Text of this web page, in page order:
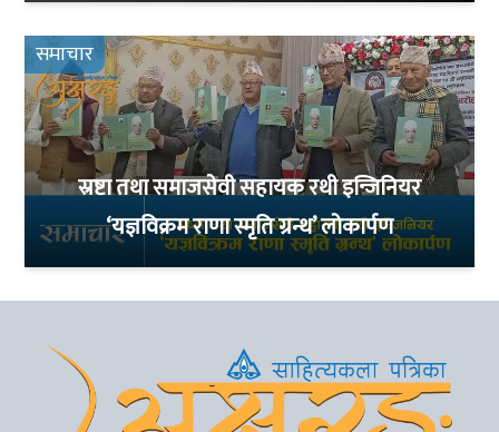
समाचार
स्रष्टा तथा समाजसेवी सहायक रथी इन्जिनियर
‘यज्ञविक्रम राणा स्मृति ग्रन्थ’ लोकार्पण